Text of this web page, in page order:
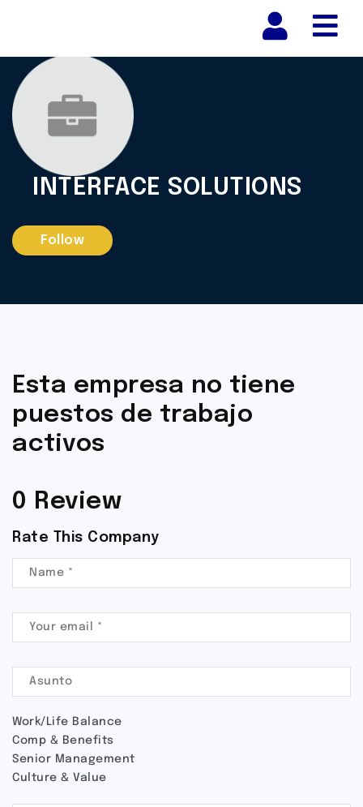
INTERFACE SOLUTIONS
Follow
Esta empresa no tiene
puestos de trabajo
activos
0 Review
Rate This Company
Work/Life Balance
Comp & Benefits
Senior Management
Culture & Value